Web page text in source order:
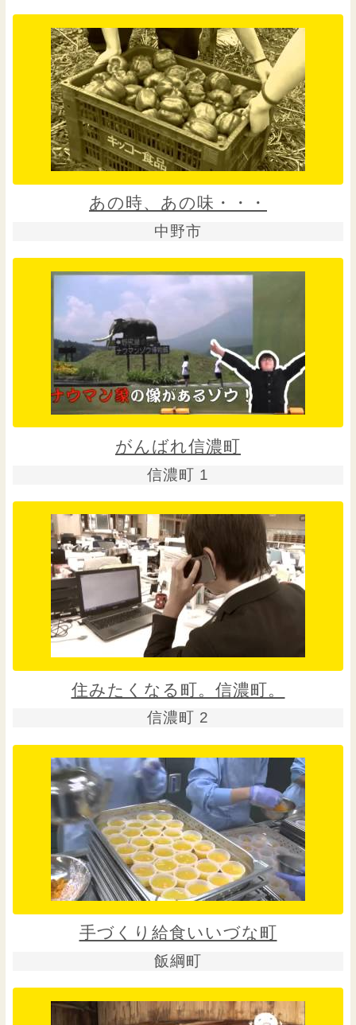
あの時、あの味・・・
中野市
がんばれ信濃町
信濃町 1
住みたくなる町。信濃町。
信濃町 2
手づくり給食いいづな町
飯綱町